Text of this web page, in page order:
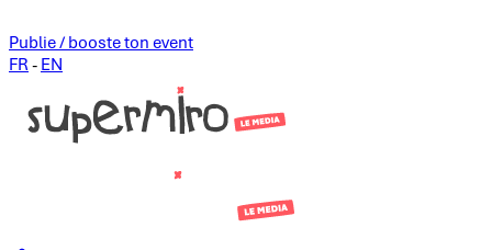
Publie / booste ton event
FR - EN